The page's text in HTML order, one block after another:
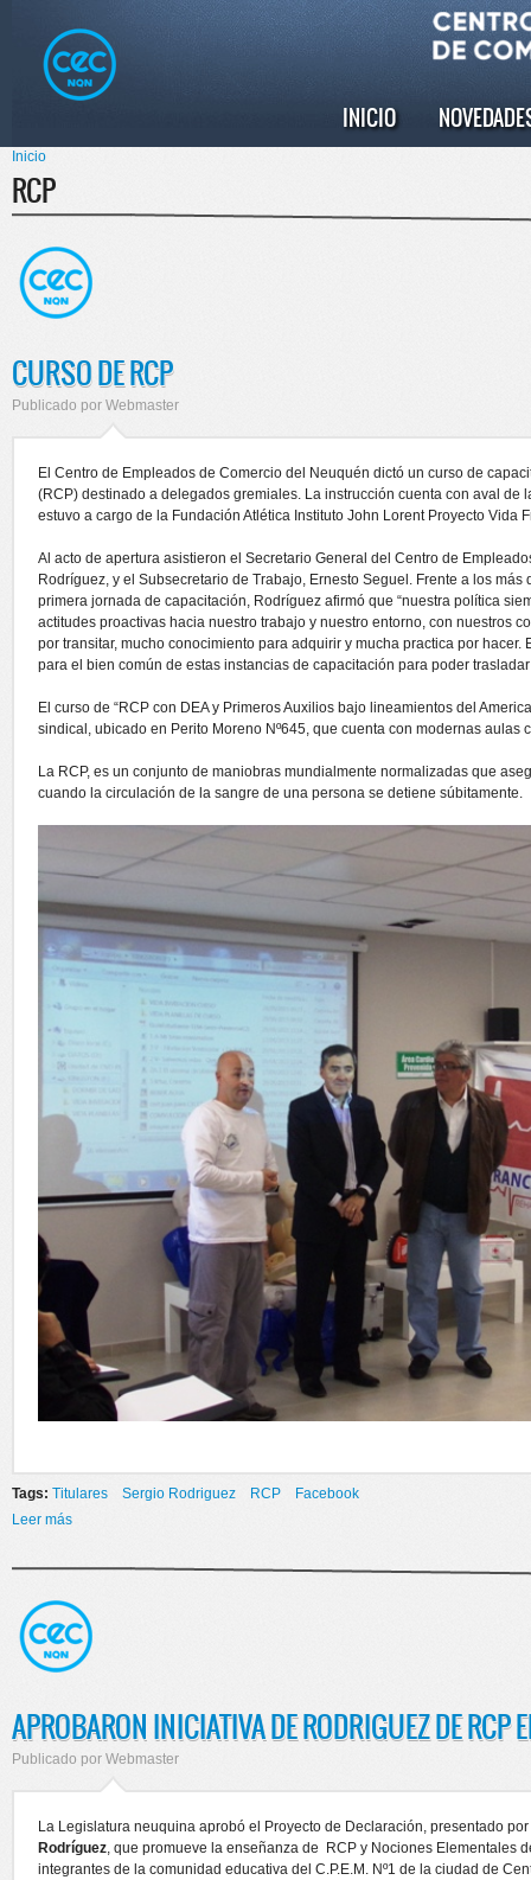
principal
Menú principal
INICIO
Se encuentra usted aquí
Inicio
RCP
CURSO DE RCP
Publicado por Webmaster
El Centro de Empleados de Comercio del Neuquén dictó un curso de
(RCP) destinado a delegados gremiales. La instrucción cuenta con aval de
estuvo a cargo de la Fundación Atlética Instituto John Lorent Proyecto Vida
Al acto de apertura asistieron el Secretario General del Centro de
Rodríguez, y el Subsecretario de Trabajo, Ernesto Seguel. Frente a los
primera jornada de capacitación, Rodríguez afirmó que “nuestra política
actitudes proactivas hacia nuestro trabajo y nuestro entorno, con nuestros
por transitar, mucho conocimiento para adquirir y mucha practica por hacer.
para el bien común de estas instancias de capacitación para poder
El curso de “RCP con DEA y Primeros Auxilios bajo lineamientos del
sindical, ubicado en Perito Moreno Nº645, que cuenta con modernas aulas
La RCP, es un conjunto de maniobras mundialmente normalizadas que
cuando la circulación de la sangre de una persona se detiene súbitamente.
Tags: Titulares Sergio Rodriguez RCP
Facebook
Leer más
APROBARON INICIATIVA DE RODRIGUEZ DE RCP
Publicado por Webmaster
La Legislatura neuquina aprobó el Proyecto de Declaración, presentado
Rodríguez, que promueve la enseñanza de RCP y Nociones Elementales
integrantes de la comunidad educativa del C.P.E.M. Nº1 de la ciudad de